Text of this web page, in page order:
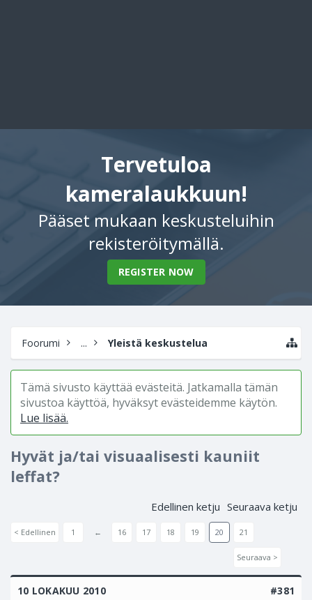
Tervetuloa
kameralaukkuun!
Pääset mukaan keskusteluihin
rekisteröitymällä.
REGISTER NOW
Foorumi ... Yleistä keskustelua
Tämä sivusto käyttää evästeitä. Jatkamalla tämän
sivustoa käyttöä, hyväksyt evästeidemme käytön.
Lue lisää.
Hyvät ja/tai visuaalisesti kauniit
leffat?
Edellinen ketju Seuraava ketju
< Edellinen 1 ← 16 17 18 19 20 21
Seuraava >
10 LOKAKUU 2010 #381